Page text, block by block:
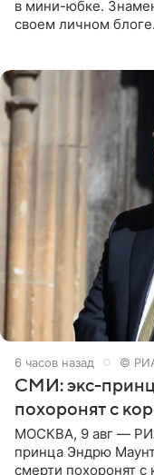
в мини-юбке.
своем личном
6 часов назад ©
СМИ: экс-
похоронят с
МОСКВА, 9 авг —
принца Эндрю
смерти похоронят с